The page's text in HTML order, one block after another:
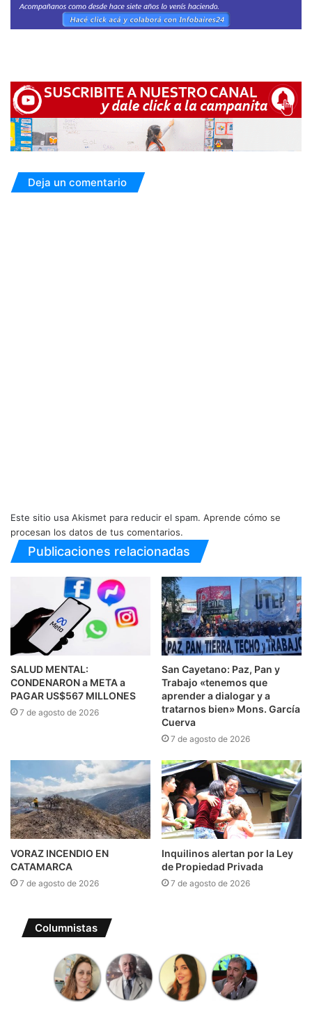
Deja un comentario
Este sitio usa Akismet para reducir el spam. Aprende cómo se
procesan los datos de tus comentarios.
Publicaciones relacionadas
SALUD MENTAL:
CONDENARON a META a
PAGAR US$567 MILLONES
7 de agosto de 2026
San Cayetano: Paz, Pan y
Trabajo «tenemos que
aprender a dialogar y a
tratarnos bien» Mons. García
Cuerva
7 de agosto de 2026
VORAZ INCENDIO EN
CATAMARCA
7 de agosto de 2026
Inquilinos alertan por la Ley
de Propiedad Privada
7 de agosto de 2026
Columnistas